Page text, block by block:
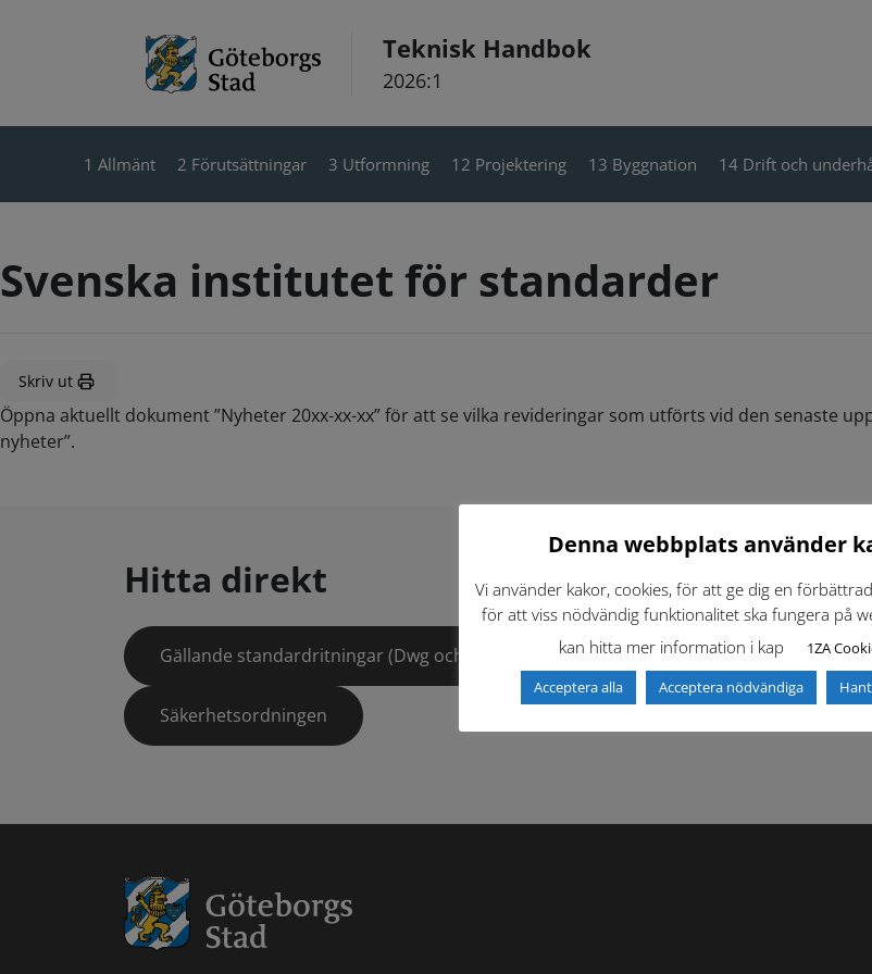
Teknisk Handbok
2026:1
1 Allmänt 2 Förutsättningar 3 Utformning 12 Projektering 13 Byggnation 14 Drift och
Svenska institutet för standarder
Skriv ut
Öppna aktuellt dokument ”Nyheter 20xx-xx-xx” för att se vilka revideringar som utförts vid den senaste
nyheter”.
Hitta direkt
Gällande standardritningar (Dwg och pdf) Dokumentbibliotek
Säkerhetsordningen
Denna webbplats använder
Vi använder kakor, cookies, för att ge dig en
för att viss nödvändig funktionalitet ska fungera på
kan hitta mer information i kap
1ZA
Acceptera alla Acceptera nödvändiga